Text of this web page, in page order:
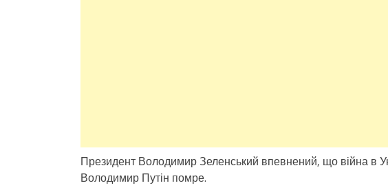
Президент Володимир Зеленський впевнений, що війна в
Володимир Путін помре.